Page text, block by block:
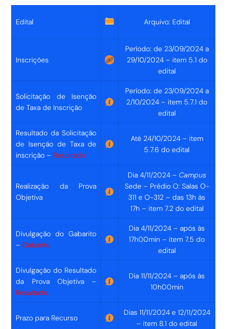
Edital Arquivo: Edital
Inscrições
Período: de 23/09/2024 a
29/10/2024 – item 5.1 do
edital
Solicitação de Isenção
de Taxa de Inscrição
Período: de 23/09/2024 a
2/10/2024 – item 5.7.1 do
edital
Resultado da Solicitação
de Isenção de Taxa de
inscrição – Resultado
Até 24/10/2024 – item
5.7.6 do edital
Realização da Prova
Objetiva
Dia 4/11/2024 – Campus
Sede – Prédio O: Salas O-
311 e O-312 – das 13h às
17h – item 7.2 do edital
Divulgação do Gabarito
–Gabarito
Dia 4/11/2024 – após às
17h00min – item 7.5 do
edital
Divulgação do Resultado
da Prova Objetiva –
Resultado
Dia 11/11/2024 – após às
10h00min
Prazo para Recurso
Dias 11/11/2024 e 12/11/2024
– item 8.1 do edital